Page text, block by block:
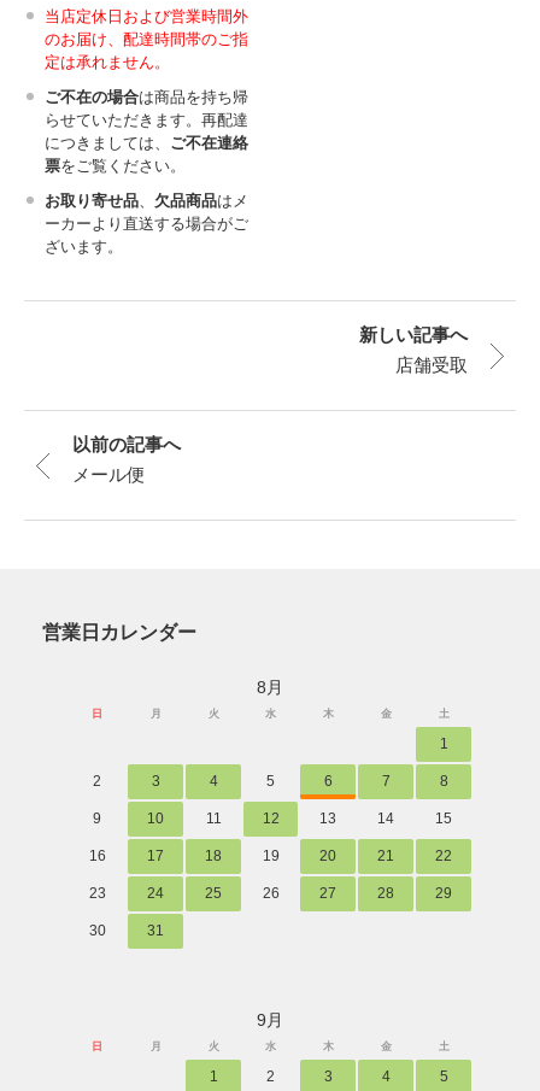
当店定休日および営業時間外
のお届け、配達時間帯のご指
定は承れません。
ご不在の場合は商品を持ち帰
らせていただきます。再配達
につきましては、 ご不在連絡
票をご覧ください。
お取り寄せ品、 欠品商品はメ
ーカーより直送する場合がご
ざいます。
新しい記事へ
店舗受取
以前の記事へ
メール便
営業日カレンダー
8月
日 月 火 水 木 金 土
1
2 3 4 5 6 7 8
9 10 11 12 13 14 15
16 17 18 19 20 21 22
23 24 25 26 27 28 29
30 31
9月
日 月 火 水 木 金 土
1 2 3 4 5